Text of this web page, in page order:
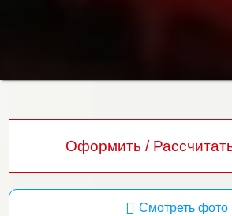
Оформить / Рассчитать
Смотреть фото